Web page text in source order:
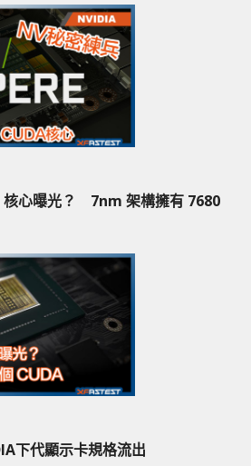
核心曝光？ 7nm 架構擁有 7680
下代顯示卡規格流出